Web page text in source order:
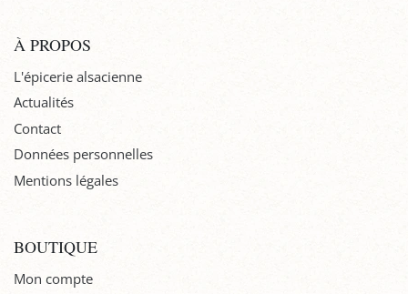
À PROPOS
L'épicerie alsacienne
Actualités
Contact
Données personnelles
Mentions légales
BOUTIQUE
Mon compte